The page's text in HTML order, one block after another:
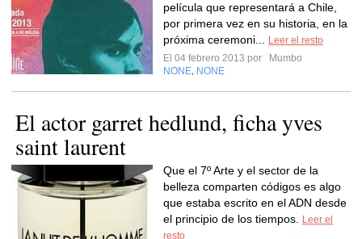
película que representará a Chile,
por primera vez en su historia, en la
próxima ceremoni...
Leer el resto
El 04 febrero 2013 por
Mumbo
NONE NONE
El actor garret hedlund, ficha yves
saint laurent
Que el 7º Arte y el sector de la
belleza comparten códigos es algo
que estaba escrito en el ADN desde
el principio de los tiempos.
Leer el
resto